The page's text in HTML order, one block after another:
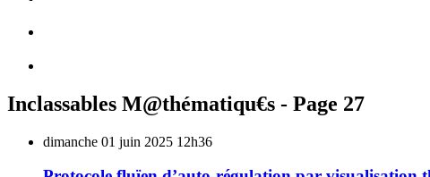
Inclassables M@thématiqu€s - Page 27
dimanche 01 juin 2025 12h36